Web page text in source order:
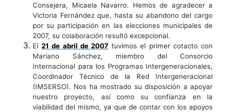
Consejera, Micaela Navarro. Hemos de agradecer a
Victoria Fernández que, hasta su abandono del cargo
por su participación en las elecciones municipales de
2007, su colaboración resultó excepcional.
El21 de abril de 2007 tuvimos el primer cotactocon
Mariano Sánchez, miembro del Consorcio
Internacional para los Programas Intergeneracionales,
Coordinador Técnico de la Red Intergeneracional
(IMSERSO). Nos ha mostrado su disposición a apoyar
nuestro proyecto, así como su confianza en la
viabilidad del mismo, ya que de contar con los apoyos